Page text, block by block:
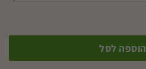
הוספה לסל